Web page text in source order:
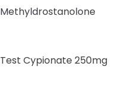
Methyldrostanolone
Test Cypionate 250mg